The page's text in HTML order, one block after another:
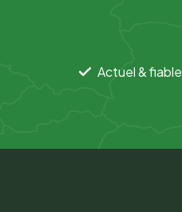
Actuel & fiable